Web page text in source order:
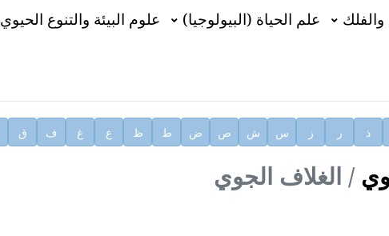
الموقع علم الحياة (البيولوجيا) علوم البيئة والتنوع الحيوي
ذ ر ز س ش ص ض ط ظ ع غ ف ق
الغلاف الجوي